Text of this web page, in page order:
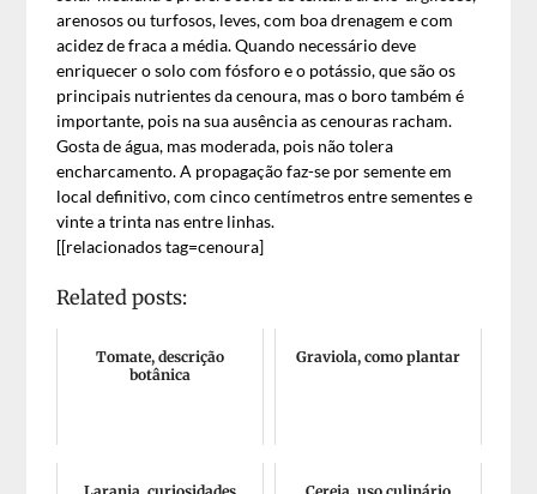
arenosos ou turfosos, leves, com boa drenagem e com
acidez de fraca a média. Quando necessário deve
enriquecer o solo com fósforo e o potássio, que são os
principais nutrientes da cenoura, mas o boro também é
importante, pois na sua ausência as cenouras racham.
Gosta de água, mas moderada, pois não tolera
encharcamento. A propagação faz-se por semente em
local definitivo, com cinco centímetros entre sementes e
vinte a trinta nas entre linhas.
[[relacionados tag=cenoura]
Related posts:
Tomate, descrição
botânica
Graviola, como plantar